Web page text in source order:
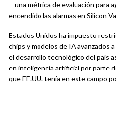
—una métrica de evaluación para
encendido las alarmas en Silicon
Estados Unidos ha impuesto
chips y modelos de IA avanzados
el desarrollo tecnológico del país
en inteligencia artificial por parte
que EE.UU. tenía en este campo